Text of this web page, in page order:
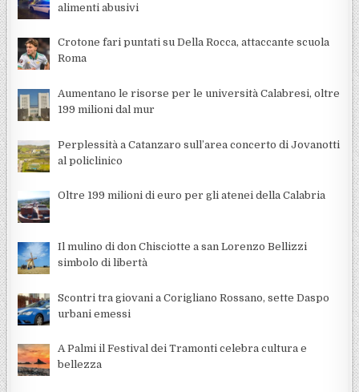
alimenti abusivi
Crotone fari puntati su Della Rocca, attaccante scuola
Roma
Aumentano le risorse per le università Calabresi, oltre
199 milioni dal mur
Perplessità a Catanzaro sull’area concerto di Jovanotti
al policlinico
Oltre 199 milioni di euro per gli atenei della Calabria
Il mulino di don Chisciotte a san Lorenzo Bellizzi
simbolo di libertà
Scontri tra giovani a Corigliano Rossano, sette Daspo
urbani emessi
A Palmi il Festival dei Tramonti celebra cultura e
bellezza